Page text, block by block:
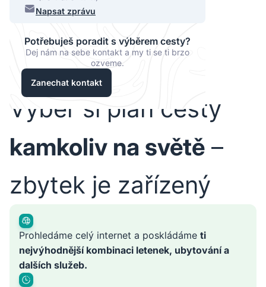
Napsat zprávu
Potřebuješ poradit s výběrem cesty?
Dej nám na sebe kontakt a my ti se ti brzo
ozveme.
Zanechat kontakt
Vyber si plán cesty
kamkoliv na světě –
zbytek je zařízený
Prohledáme celý internet a poskládáme ti
nejvýhodnější kombinaci letenek, ubytování a
dalších služeb.